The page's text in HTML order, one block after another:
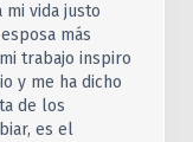
vida justo
más
trabajo inspiro
y me ha dicho
de los
es el